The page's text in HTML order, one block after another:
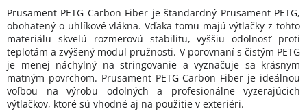
Prusament PETG Carbon Fiber je štandardný Prusament PETG,
obohatený o uhlíkové vlákna. Vďaka tomu majú výtlačky z tohto
materiálu skvelú rozmerovú stabilitu, vyššiu odolnosť proti
teplotám a zvýšený modul pružnosti. V porovnaní s čistým PETG
je menej náchylný na stringovanie a vyznačuje sa krásnym
matným povrchom. Prusament PETG Carbon Fiber je ideálnou
voľbou na výrobu odolných a profesionálne vyzerajúcich
výtlačkov, ktoré sú vhodné aj na použitie v exteriéri.